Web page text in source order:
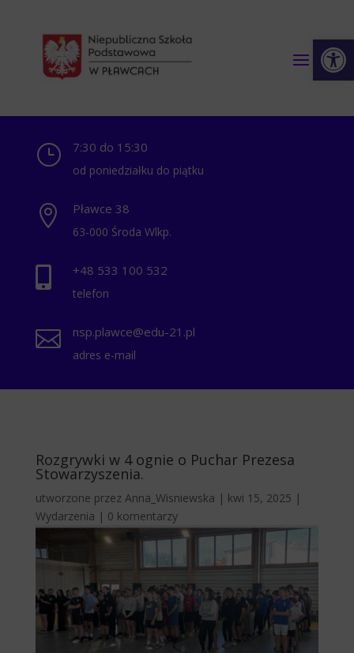
} 7:30 do 15:30
od poniedziałku do piątku
 Pławce 38
63-000 Środa Wlkp.
 +48 ‭533 100 532
telefon
 nsp.plawce@edu-21.pl
adres e-mail
Rozgrywki w 4 ognie o Puchar Prezesa
Stowarzyszenia.
utworzone przez Anna_Wisniewska | kwi 15, 2025 |
Wydarzenia | 0 komentarzy